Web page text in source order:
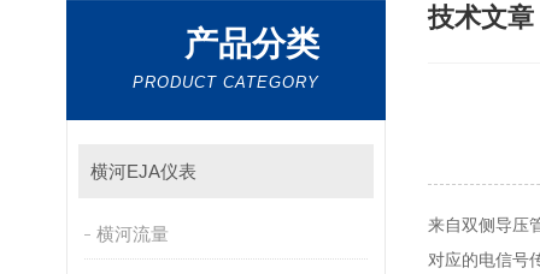
产品分类
PRODUCT CATEGORY
横河EJA仪表
横河流量
技术文章
来自双侧导压
对应的电信号传